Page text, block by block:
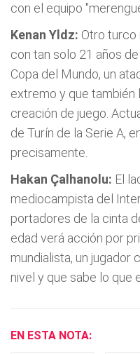
con el equipo
Kenan Yldz: Otro turco
con tan solo 21 años
Copa del Mundo, un
extremo y que también
creación de juego.
de Turín de la Serie A,
precisamente.
Hakan Çalhanolu: El
mediocampista del
portadores de la cinta
edad verá acción por
mundialista, un jugador
nivel y que sabe lo que
EN ESTA NOTA: